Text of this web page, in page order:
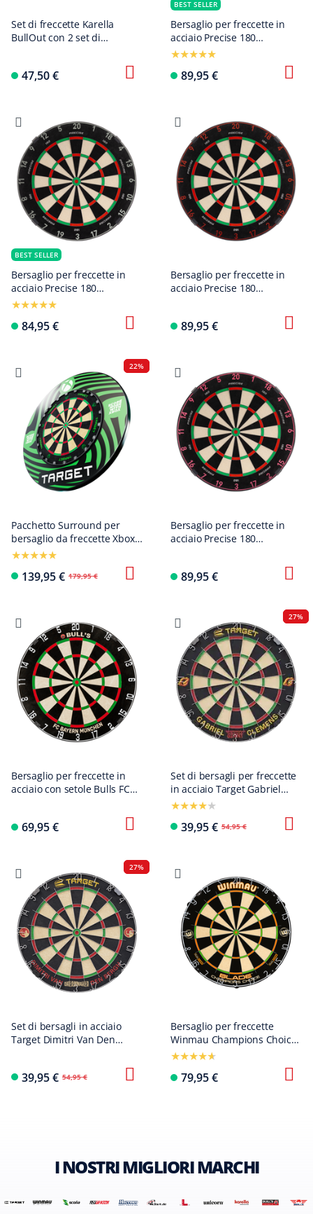
Set di freccette Karella
BullOut con 2 set di
47,50 €
BEST SELLER
Bersaglio per freccette in
acciaio Precise 180
Endorphine con anello
89,95 €
BEST SELLER
Bersaglio per freccette in
acciaio Precise 180
Endorphine con anello
numerato - Grigio nordico
84,95 €
Bersaglio per freccette in
acciaio Precise 180
numerato - Rosso sbiadito
89,95 €
22%
Pacchetto Surround per
bersaglio da freccette Xbox
Target
139,95 € 179,95 €
Bersaglio per freccette in
acciaio Precise 180
89,95 €
Bersaglio per freccette in
acciaio con setole Bulls FC
69,95 €
27%
Set di bersagli per freccette
in acciaio Target Gabriel
Clemens
39,95 € 54,95 €
27%
Set di bersagli in acciaio
Target Dimitri Van Den
39,95 € 54,95 €
Bersaglio per freccette
Winmau Champions Choice
Dual Core
79,95 €
I NOSTRI MIGLIORI MARCHI